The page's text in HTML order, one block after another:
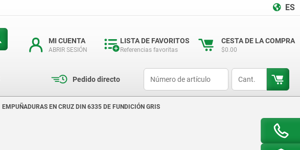
ES
MI CUENTA
ABRIR SESIÓN
LISTA DE FAVORITOS
Referencias favoritas
CESTA DE LA COMPRA
$0.00
Pedido directo
EMPUÑADURAS EN CRUZ DIN 6335 DE FUNDICIÓN GRIS